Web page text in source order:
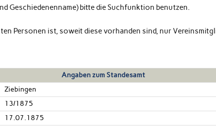
Geschiedenenname) bitte die Suchfunktion benutzen.
Personen ist, soweit diese vorhanden sind, nur
Angaben zum Standesamt
Ziebingen
13/1875
17.07.1875